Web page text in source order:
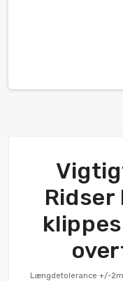
Længdetolerance +/-